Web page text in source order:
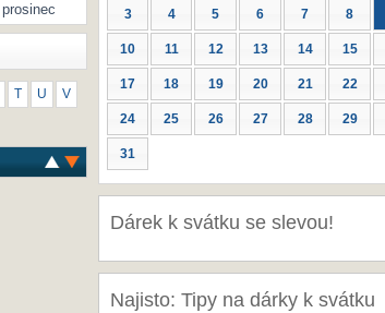
prosinec
T U V
3 4 5 6 7 8
10 11 12 13 14 15
17 18 19 20 21 22
24 25 26 27 28 29
31
Dárek k svátku se slevou!
Najisto: Tipy na dárky k svátku